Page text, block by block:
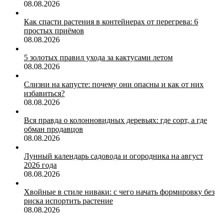
08.08.2026
Как спасти растения в контейнерах от перегрева: 6
простых приёмов
08.08.2026
5 золотых правил ухода за кактусами летом
08.08.2026
Слизни на капусте: почему они опасны и как от них
избавиться?
08.08.2026
Вся правда о колонновидных деревьях: где сорт, а где
обман продавцов
08.08.2026
Лунный календарь садовода и огородника на август
2026 года
08.08.2026
Хвойные в стиле ниваки: с чего начать формировку без
риска испортить растение
08.08.2026